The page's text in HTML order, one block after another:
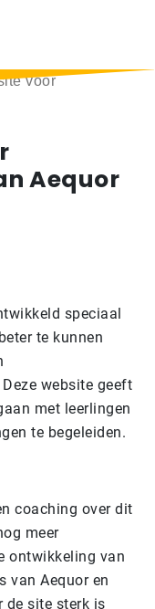
voor
Aequor
speciaal
te kunnen
website geeft
met leerlingen
te begeleiden.
coaching over dit
meer
ontwikkeling van
van Aequor en
de site sterk is